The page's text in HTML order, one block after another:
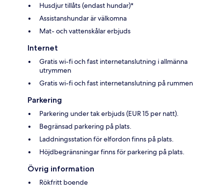
Husdjur tillåts (endast hundar)*
Assistanshundar är välkomna
Mat- och vattenskålar erbjuds
Internet
Gratis wi-fi och fast internetanslutning i allmänna
utrymmen
Gratis wi-fi och fast internetanslutning på rummen
Parkering
Parkering under tak erbjuds (EUR 15 per natt).
Begränsad parkering på plats.
Laddningsstation för elfordon finns på plats.
Höjdbegränsningar finns för parkering på plats.
Övrig information
Rökfritt boende